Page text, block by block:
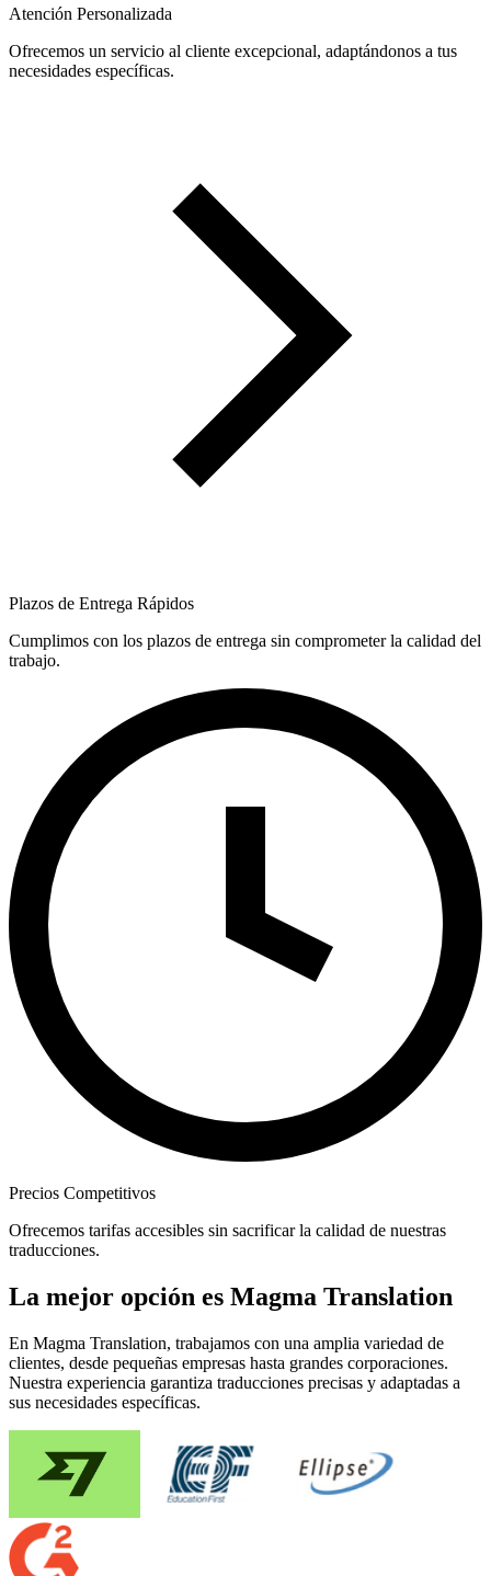
Atención Personalizada
Ofrecemos un servicio al cliente excepcional, adaptándonos a tus
necesidades específicas.
Plazos de Entrega Rápidos
Cumplimos con los plazos de entrega sin comprometer la calidad del
trabajo.
Precios Competitivos
Ofrecemos tarifas accesibles sin sacrificar la calidad de nuestras
traducciones.
La mejor opción es Magma Translation
En Magma Translation, trabajamos con una amplia variedad de
clientes, desde pequeñas empresas hasta grandes corporaciones.
Nuestra experiencia garantiza traducciones precisas y adaptadas a
sus necesidades específicas.